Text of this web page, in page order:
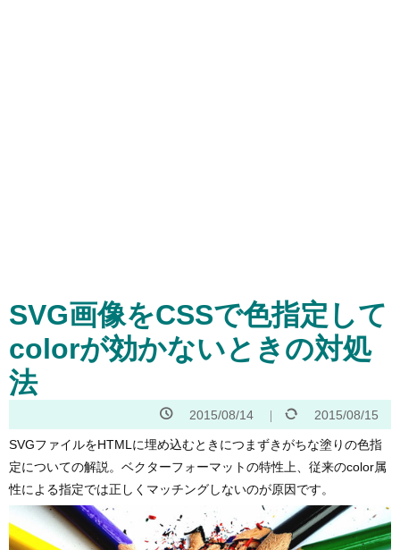
SVG画像をCSSで色指定して
colorが効かないときの対処
法
2015/08/14 2015/08/15
SVGファイルをHTMLに埋め込むときにつまずきがちな塗りの色指
定についての解説。ベクターフォーマットの特性上、従来のcolor属
性による指定では正しくマッチングしないのが原因です。